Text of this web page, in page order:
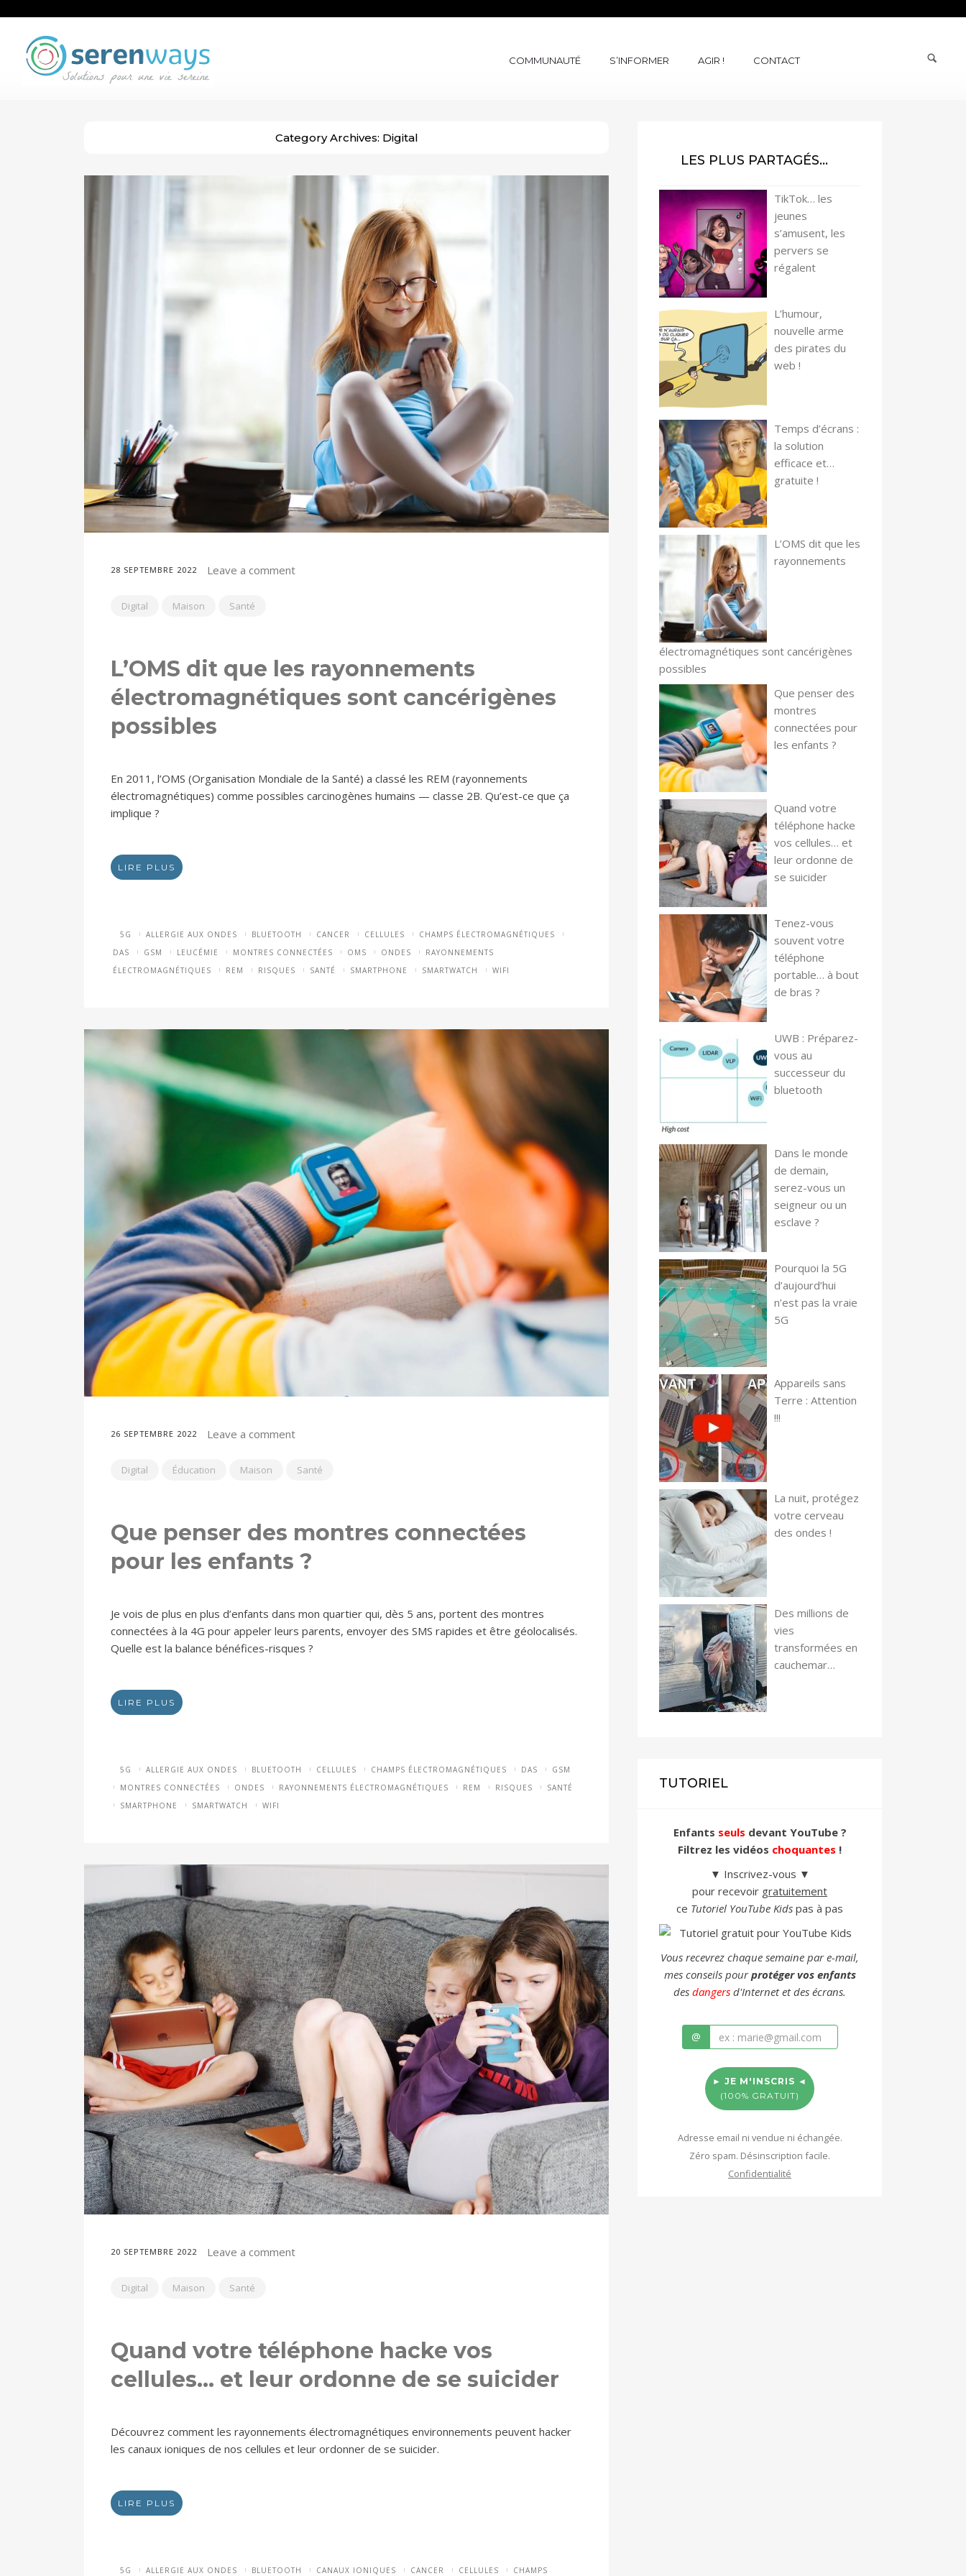
COMMUNAUTÉ S’INFORMER AGIR ! CONTACT
Category Archives: Digital
28 SEPTEMBRE 2022 Leave a comment
Digital Maison Santé
L’OMS dit que les rayonnements
électromagnétiques sont cancérigènes
possibles
En 2011, l’OMS (Organisation Mondiale de la Santé) a classé les REM (rayonnements
électromagnétiques) comme possibles carcinogènes humains — classe 2B. Qu’est-ce que ça
implique ?
LIRE PLUS
5G ALLERGIE AUX ONDES BLUETOOTH CANCER CELLULES
CHAMPS ÉLECTROMAGNÉTIQUES
DAS
GSM LEUCÉMIE MONTRES CONNECTÉES OMS ONDES
RAYONNEMENTS
ÉLECTROMAGNÉTIQUES
REM RISQUES SANTÉ SMARTPHONE SMARTWATCH WIFI
26 SEPTEMBRE 2022 Leave a comment
Digital Éducation Maison Santé
Que penser des montres connectées
pour les enfants ?
Je vois de plus en plus d’enfants dans mon quartier qui, dès 5 ans, portent des montres
connectées à la 4G pour appeler leurs parents, envoyer des SMS rapides et être géolocalisés.
Quelle est la balance bénéfices-risques ?
LIRE PLUS
5G ALLERGIE AUX ONDES BLUETOOTH CELLULES CHAMPS ÉLECTROMAGNÉTIQUES DAS
GSM
MONTRES CONNECTÉES
ONDES RAYONNEMENTS ÉLECTROMAGNÉTIQUES REM RISQUES
SANTÉ
SMARTPHONE
SMARTWATCH WIFI
20 SEPTEMBRE 2022 Leave a comment
Digital Maison Santé
Quand votre téléphone hacke vos
cellules… et leur ordonne de se suicider
Découvrez comment les rayonnements électromagnétiques environnements peuvent hacker
les canaux ioniques de nos cellules et leur ordonner de se suicider.
LIRE PLUS
5G ALLERGIE AUX ONDES BLUETOOTH CANAUX IONIQUES CANCER CELLULES CHAMPS
LES PLUS PARTAGÉS…
TikTok… les
jeunes
s’amusent, les
pervers se
régalent
L’humour,
nouvelle arme
des pirates du
web !
Temps d’écrans :
la solution
efficace et…
gratuite !
L’OMS dit que les
rayonnements
électromagnétiques sont cancérigènes
possibles
Que penser des
montres
connectées pour
les enfants ?
Quand votre
téléphone hacke
vos cellules… et
leur ordonne de
se suicider
Tenez-vous
souvent votre
téléphone
portable… à bout
de bras ?
UWB : Préparez-
vous au
successeur du
bluetooth
Dans le monde
de demain,
serez-vous un
seigneur ou un
esclave ?
Pourquoi la 5G
d’aujourd’hui
n’est pas la vraie
5G
Appareils sans
Terre : Attention
!!!
La nuit, protégez
votre cerveau
des ondes !
Des millions de
vies
transformées en
cauchemar…
TUTORIEL
Enfants seuls devant YouTube ?
Filtrez les vidéos choquantes !
▼ Inscrivez-vous ▼
pour recevoir gratuitement
ce Tutoriel YouTube Kids pas à pas
Vous recevrez chaque semaine par e-mail,
mes conseils pourprotéger vos enfants
des dangers d'Internet et des écrans.
@
► JE M'INSCRIS ◄
(100% GRATUIT)
Adresse email ni vendue ni échangée.
Zéro spam. Désinscription facile.
Confidentialité